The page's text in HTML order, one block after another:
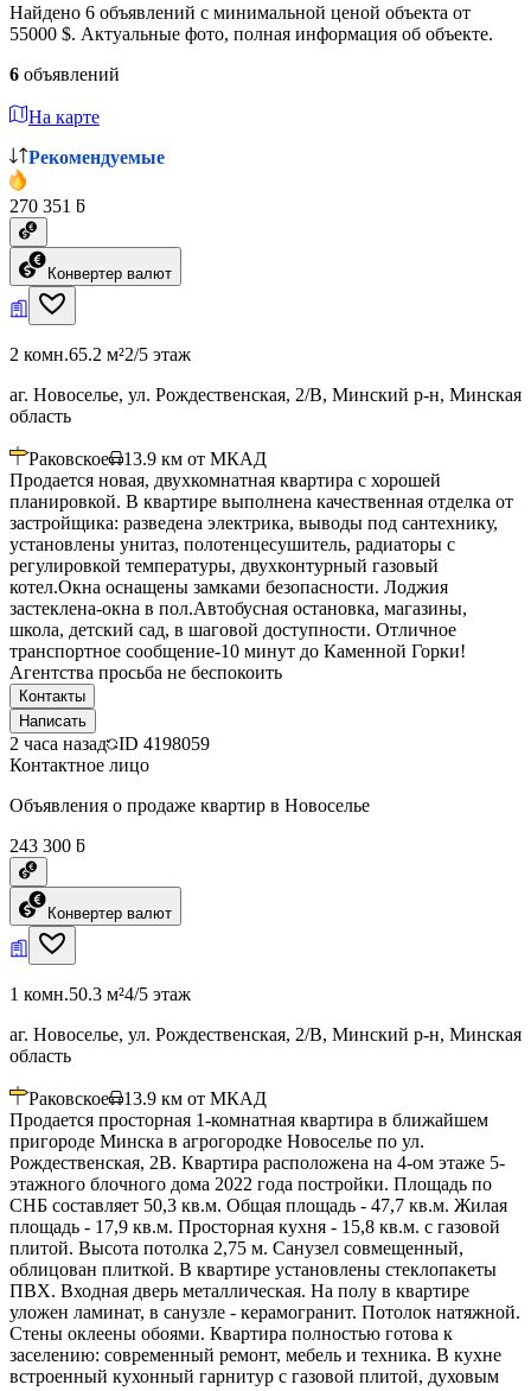
Найдено 6 объявлений с минимальной ценой объекта от
55000 $. Актуальные фото, полная информация об объекте.
6 объявлений
На карте
Рекомендуемые
270 351 ƃ
Конвертер валют
2 комн.65.2 м²2/5 этаж
аг. Новоселье, ул. Рождественская, 2/В, Минский р-н, Минская
область
Раковское 13.9 км от МКАД
Продается новая, двухкомнатная квартира с хорошей
планировкой. В квартире выполнена качественная отделка от
застройщика: разведена электрика, выводы под сантехнику,
установлены унитаз, полотенцесушитель, радиаторы с
регулировкой температуры, двухконтурный газовый
котел.Окна оснащены замками безопасности. Лоджия
застеклена-окна в пол.Автобусная остановка, магазины,
школа, детский сад, в шаговой доступности. Отличное
транспортное сообщение-10 минут до Каменной Горки!
Агентства просьба не беспокоить
Контакты
Написать
2 часа назад ID 4198059
Контактное лицо
Объявления о продаже квартир в Новоселье
243 300 ƃ
Конвертер валют
1 комн.50.3 м²4/5 этаж
аг. Новоселье, ул. Рождественская, 2/В, Минский р-н, Минская
область
Раковское 13.9 км от МКАД
Продается просторная 1-комнатная квартира в ближайшем
пригороде Минска в агрогородке Новоселье по ул.
Рождественская, 2В. Квартира расположена на 4-ом этаже 5-
этажного блочного дома 2022 года постройки. Площадь по
СНБ составляет 50,3 кв.м. Общая площадь - 47,7 кв.м. Жилая
площадь - 17,9 кв.м. Просторная кухня - 15,8 кв.м. с газовой
плитой. Высота потолка 2,75 м. Санузел совмещенный,
облицован плиткой. В квартире установлены стеклопакеты
ПВХ. Входная дверь металлическая. На полу в квартире
уложен ламинат, в санузле - керамогранит. Потолок натяжной.
Стены оклеены обоями. Квартира полностью готова к
заселению: современный ремонт, мебель и техника. В кухне
встроенный кухонный гарнитур с газовой плитой, духовым